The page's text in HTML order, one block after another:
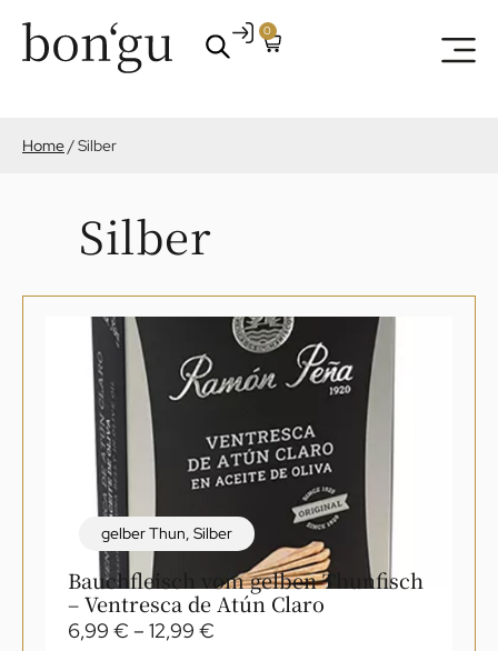
0
Home/Silber
Silber
gelber Thun, Silber
Bauchfleisch vom gelben Thunfisch
– Ventresca de Atún Claro
6,99 € – 12,99 €